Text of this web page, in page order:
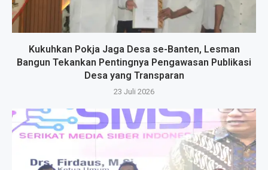
Kukuhkan Pokja Jaga Desa se-Banten, Lesman
Bangun Tekankan Pentingnya Pengawasan Publikasi
Desa yang Transparan
23 Juli 2026